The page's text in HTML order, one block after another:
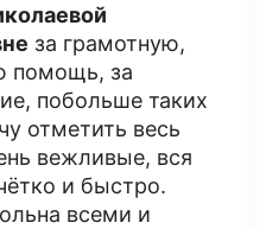
за грамотную,
помощь, за
побольше таких
отметить весь
вежливые, вся
и быстро.
всеми и